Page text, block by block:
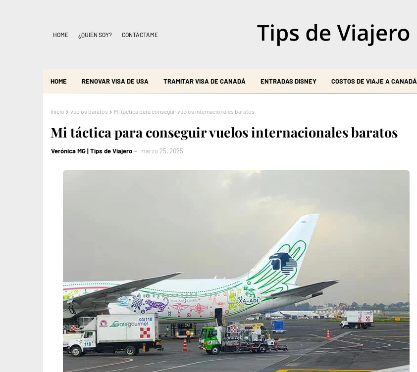
HOME ¿QUIÉN SOY? CONTÁCTAME
HOME RENOVAR VISA DE USA TRAMITAR VISA DE CANADÁ ENTRADAS DISNEY COSTOS DE VIAJE A CANADÁ
Inicio vuelos baratos Mi táctica para conseguir vuelos internacionales baratos
Mi táctica para conseguir vuelos internacionales baratos
Verónica MG | Tips de Viajero marzo 25, 2025